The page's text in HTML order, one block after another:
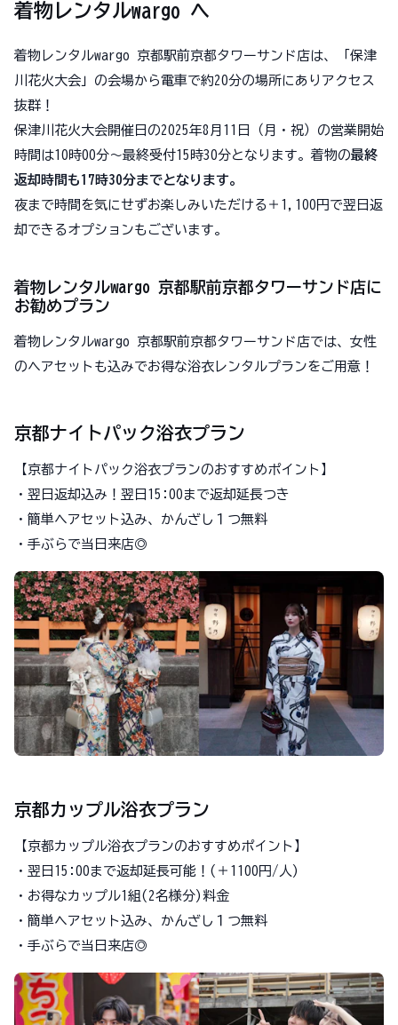
着物レンタルwargo へ
着物レンタルwargo 京都駅前京都タワーサンド店は、「保津
川花火大会」の会場から電車で約20分の場所にありアクセス
抜群！
保津川花火大会開催日の2025年8月11日（月・祝）の営業開始
時間は10時00分～最終受付15時30分となります。着物の最終
返却時間も17時30分までとなります。
夜まで時間を気にせずお楽しみいただける＋1,100円で翌日返
却できるオプションもございます。
着物レンタルwargo 京都駅前京都タワーサンド店に
お勧めプラン
着物レンタルwargo 京都駅前京都タワーサンド店では、女性
のヘアセットも込みでお得な浴衣レンタルプランをご用意！
京都ナイトパック浴衣プラン
【京都ナイトパック浴衣プランのおすすめポイント】
・翌日返却込み！翌日15:00まで返却延長つき
・簡単ヘアセット込み、かんざし１つ無料
・手ぶらで当日来店◎
京都カップル浴衣プラン
【京都カップル浴衣プランのおすすめポイント】
・翌日15:00まで返却延長可能！(＋1100円/人)
・お得なカップル1組(2名様分)料金
・簡単ヘアセット込み、かんざし１つ無料
・手ぶらで当日来店◎